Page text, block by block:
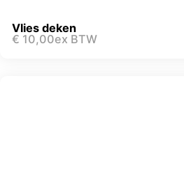
Vlies deken
€ 10,00ex BTW